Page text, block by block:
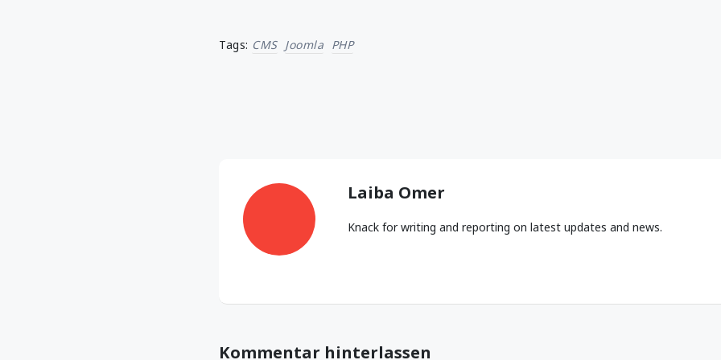
Tags: CMS Joomla PHP
Laiba Omer
Knack for writing and reporting on latest updates and news.
Kommentar hinterlassen